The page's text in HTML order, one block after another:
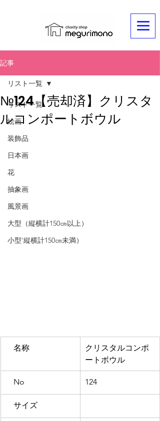
記事
リスト一覧
絵画
装飾品
日本画
花
抽象画
風景画
大型（縦横計150㎝以上）
小型’縦横計150㎝未満）
リスト一覧
№124【売却済】クリスタ
ルコンポートボウル
名称
クリスタルコンポ
ートボウル
No 124
サイズ